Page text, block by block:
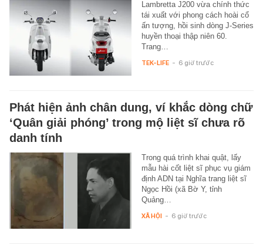
Lambretta J200 vừa chính thức
tái xuất với phong cách hoài cổ
ấn tượng, hồi sinh dòng J-Series
huyền thoại thập niên 60.
Trang…
TEK-LIFE - 6 giờ trước
Phát hiện ảnh chân dung, ví khắc dòng chữ
‘Quân giải phóng’ trong mộ liệt sĩ chưa rõ
danh tính
Trong quá trình khai quật, lấy
mẫu hài cốt liệt sĩ phục vụ giám
định ADN tại Nghĩa trang liệt sĩ
Ngọc Hồi (xã Bờ Y, tỉnh
Quảng…
XÃ HỘI - 6 giờ trước